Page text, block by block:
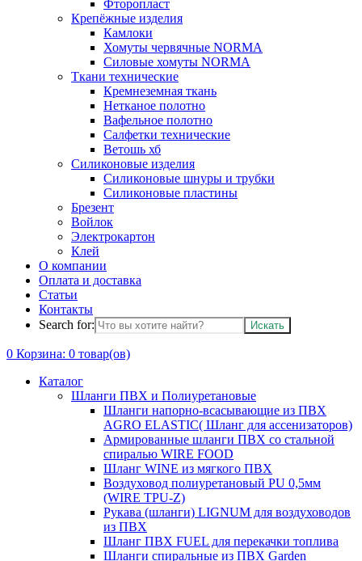
Фторопласт
Крепёжные изделия
Камлоки
Хомуты червячные NORMA
Силовые хомуты NORMA
Ткани технические
Кремнеземная ткань
Нетканое полотно
Вафельное полотно
Салфетки технические
Ветошь хб
Силиконовые изделия
Силиконовые шнуры и трубки
Силиконовые пластины
Брезент
Войлок
Электрокартон
Клей
О компании
Оплата и доставка
Статьи
Контакты
Search for:
0 Корзина: 0 товар(ов)
Каталог
Шланги ПВХ и Полиуретановые
Шланги напорно-всасывающие из ПВХ
AGRO ELASTIC( Шланг для ассенизаторов)
Армированные шланги ПВХ со стальной
спиралью WIRE FOOD
Шланг WINE из мягкого ПВХ
Воздуховод полиуретановый PU 0,5мм
(WIRE TPU-Z)
Рукава (шланги) LIGNUM для воздуховодов
из ПВХ
Шланг ПВХ FUEL для перекачки топлива
Шланги спиральные из ПВХ Garden